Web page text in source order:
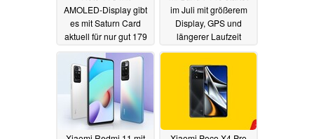
AMOLED-Display gibt
es mit Saturn Card
aktuell für nur gut 179
28.07.2022
im Juli mit größerem
Display, GPS und
längerer Laufzeit
30.05.2022